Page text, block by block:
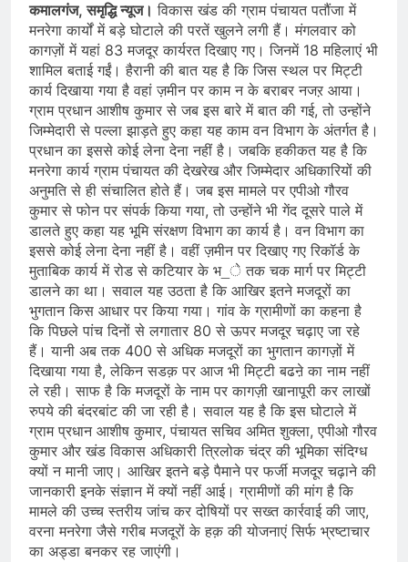
कमालगंज, समृद्धि न्यूज। विकास खंड की ग्राम पंचायत पतौंजा में
मनरेगा कार्यों में बड़े घोटाले की परतें खुलने लगी हैं। मंगलवार को
कागज़ों में यहां 83 मजदूर कार्यरत दिखाए गए। जिनमें 18 महिलाएं भी
शामिल बताई गईं। हैरानी की बात यह है कि जिस स्थल पर मिट्टी
कार्य दिखाया गया है वहां ज़मीन पर काम न के बराबर नजऱ आया।
ग्राम प्रधान आशीष कुमार से जब इस बारे में बात की गई, तो उन्होंने
जिम्मेदारी से पल्ला झाड़ते हुए कहा यह काम वन विभाग के अंतर्गत है।
प्रधान का इससे कोई लेना देना नहीं है। जबकि हकीकत यह है कि
मनरेगा कार्य ग्राम पंचायत की देखरेख और जिम्मेदार अधिकारियों की
अनुमति से ही संचालित होते हैं। जब इस मामले पर एपीओ गौरव
कुमार से फोन पर संपर्क किया गया, तो उन्होंने भी गेंद दूसरे पाले में
डालते हुए कहा यह भूमि संरक्षण विभाग का कार्य है। वन विभाग का
इससे कोई लेना देना नहीं है। वहीं ज़मीन पर दिखाए गए रिकॉर्ड के
मुताबिक कार्य में रोड से कटियार के भ_े तक चक मार्ग पर मिट्टी
डालने का था। सवाल यह उठता है कि आखिर इतने मजदूरों का
भुगतान किस आधार पर किया गया। गांव के ग्रामीणों का कहना है
कि पिछले पांच दिनों से लगातार 80 से ऊपर मजदूर चढ़ाए जा रहे
हैं। यानी अब तक 400 से अधिक मजदूरों का भुगतान कागज़ों में
दिखाया गया है, लेकिन सडक़ पर आज भी मिट्टी बढऩे का नाम नहीं
ले रही। साफ है कि मजदूरों के नाम पर कागज़ी खानापूरी कर लाखों
रुपये की बंदरबांट की जा रही है। सवाल यह है कि इस घोटाले में
ग्राम प्रधान आशीष कुमार, पंचायत सचिव अमित शुक्ला, एपीओ गौरव
कुमार और खंड विकास अधिकारी त्रिलोक चंद्र की भूमिका संदिग्ध
क्यों न मानी जाए। आखिर इतने बड़े पैमाने पर फर्जी मजदूर चढ़ाने की
जानकारी इनके संज्ञान में क्यों नहीं आई। ग्रामीणों की मांग है कि
मामले की उच्च स्तरीय जांच कर दोषियों पर सख्त कार्रवाई की जाए,
वरना मनरेगा जैसे गरीब मजदूरों के हक़ की योजनाएं सिर्फ भ्रष्टाचार
का अड्डा बनकर रह जाएंगी।